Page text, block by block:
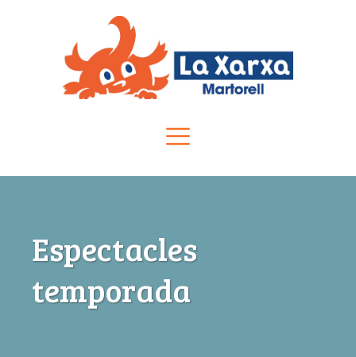
Espectacles
temporada